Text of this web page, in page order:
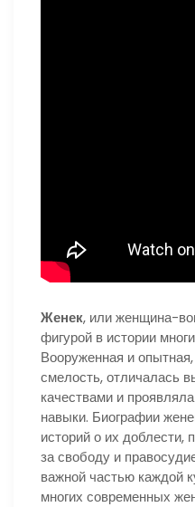
Женек, или женщина-
фигурой в истории
Вооруженная и
смелость, отличалась
качествами и
навыки. Биографии
историй о их доблести,
за свободу и
важной частью каждой
многих современных